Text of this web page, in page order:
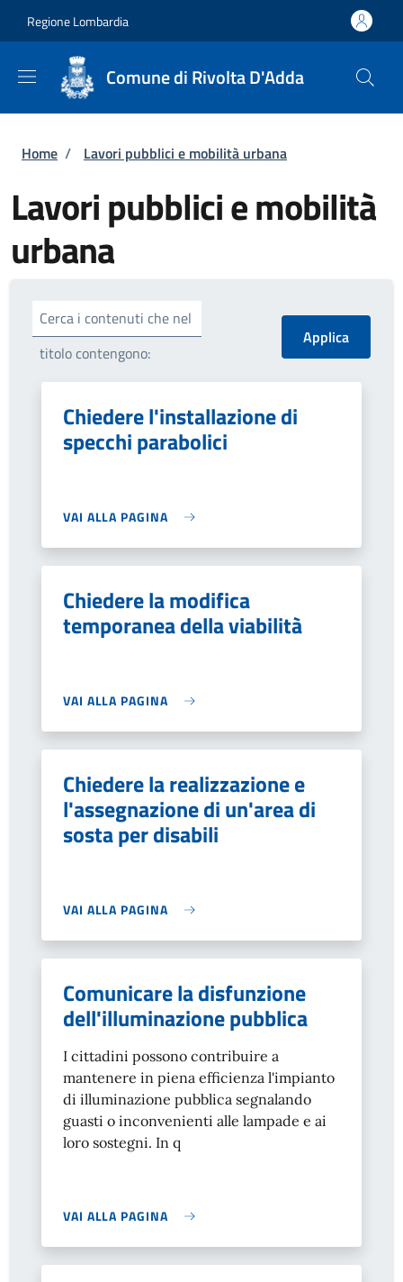
Regione Lombardia
Comune di Rivolta D'Adda
Briciole di pane
Home / Lavori pubblici e mobilità urbana
Lavori pubblici e mobilità
urbana
Cerca i contenuti che nel
titolo contengono:
Chiedere l'installazione di
specchi parabolici
VAI ALLA PAGINA
Chiedere la modifica
temporanea della viabilità
VAI ALLA PAGINA
Chiedere la realizzazione e
l'assegnazione di un'area di
sosta per disabili
VAI ALLA PAGINA
Comunicare la disfunzione
dell'illuminazione pubblica
I cittadini possono contribuire a
mantenere in piena efficienza l'impianto
di illuminazione pubblica segnalando
guasti o inconvenienti alle lampade e ai
loro sostegni. In q
VAI ALLA PAGINA